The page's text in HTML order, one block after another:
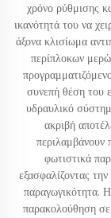
χρόνο ρύθμισης
ικανότητά του να
άξονα κλισίωμα
περίπλοκων
συνεπή θέση του
υδραυλικό
ακριβή
περιλαμβάνουν
φωτιστικά
εξασφαλίζοντας
παραγωγικότητα.
παρακολούθηση